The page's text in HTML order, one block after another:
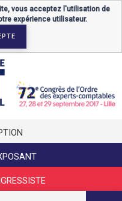
vous acceptez l'utilisation de
expérience utilisateur.